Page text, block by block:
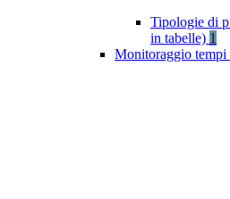
Tipologie di
in tabelle) 1
Monitoraggio tempi